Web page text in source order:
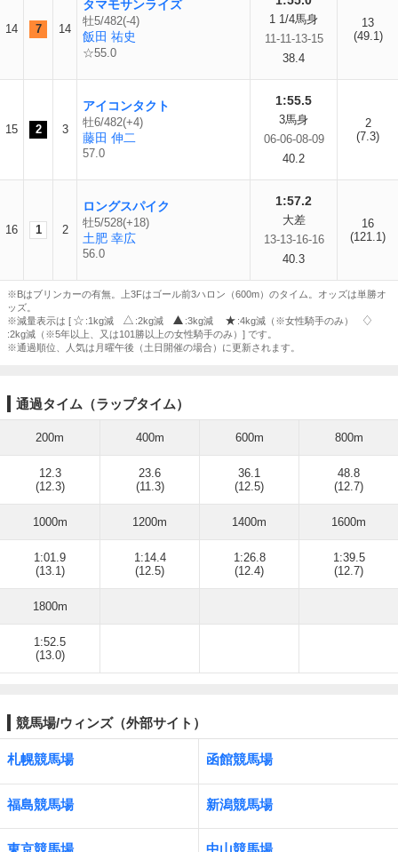
14 7 14
タマモサンライズ
牡5/482(-4)
飯田 祐史
☆55.0
1 1/4馬身
11-11-13-15
38.4
13
(49.1)
15 2 3
アイコンタクト
牡6/482(+4)
藤田 伸二
57.0
1:55.5
3馬身
06-06-08-09
40.2
2
(7.3)
16 1 2
ロングスパイク
牡5/528(+18)
土肥 幸広
56.0
1:57.2
大差
13-13-16-16
40.3
16
(121.1)
※Bはブリンカーの有無。上3Fはゴール前3ハロン（600m）のタイム。オッズは単勝オ
ッズ。
※減量表示は [
:1kg減 :2kg減 :3kg減
:4kg減（※女性騎手のみ）
:2kg減（※5年以上、又は101勝以上の女性騎手のみ）] です。
※通過順位、人気は月曜午後（土日開催の場合）に更新されます。
通過タイム（ラップタイム）
200m 400m 600m 800m
12.3
(12.3)
23.6
(11.3)
36.1
(12.5)
48.8
(12.7)
1000m 1200m 1400m 1600m
1:01.9
(13.1)
1:14.4
(12.5)
1:26.8
(12.4)
1:39.5
(12.7)
1800m
1:52.5
(13.0)
競馬場/ウィンズ（外部サイト）
札幌競馬場 函館競馬場
福島競馬場 新潟競馬場
東京競馬場 中山競馬場